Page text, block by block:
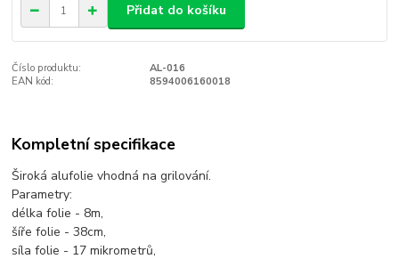
Přidat do košíku
Číslo produktu:
AL-016
EAN kód:
8594006160018
Kompletní specifikace
Široká alufolie vhodná na grilování.
Parametry:
délka folie - 8m,
šíře folie - 38cm,
síla folie - 17 mikrometrů,